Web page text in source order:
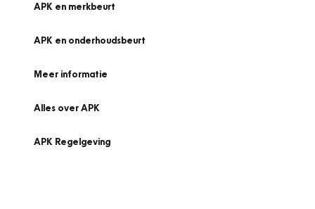
APK en merkbeurt
APK en onderhoudsbeurt
Meer informatie
Alles over APK
APK Regelgeving